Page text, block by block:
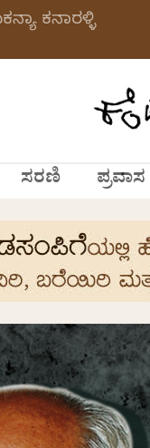
ಕನಾರಳ್ಳಿ
ಸರಣಿ ಪ್ರವಾಸ